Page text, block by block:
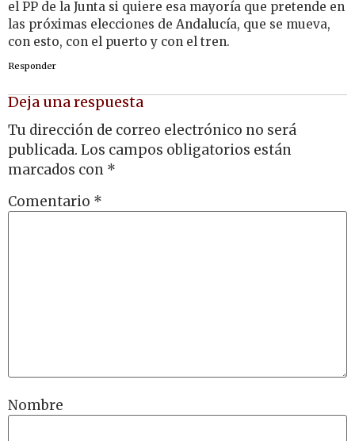
el PP de la Junta si quiere esa mayoría que pretende en
las próximas elecciones de Andalucía, que se mueva,
con esto, con el puerto y con el tren.
Responder
Deja una respuesta
Tu dirección de correo electrónico no será
publicada. Los campos obligatorios están
marcados con *
Comentario *
Nombre